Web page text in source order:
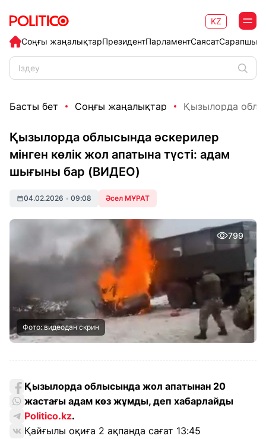
Соңғы жаңалықтарПрезидентПарламентСаясат
KZ
Басты бет Соңғы жаңалықтар Қызылорда
Қызылорда облысында әскерилер
мінген көлік жол апатына түсті: адам
шығыны бар (ВИДЕО)
04.02.2026 • 09:08 Әсел МҰРАТ
799
Фото: видеодан скрин
Қызылорда облысында жол апатынан 20
жастағы адам көз жұмды, деп хабарлайды
Politico.kz.
Қайғылы оқиға 2 ақпанда сағат 13:45